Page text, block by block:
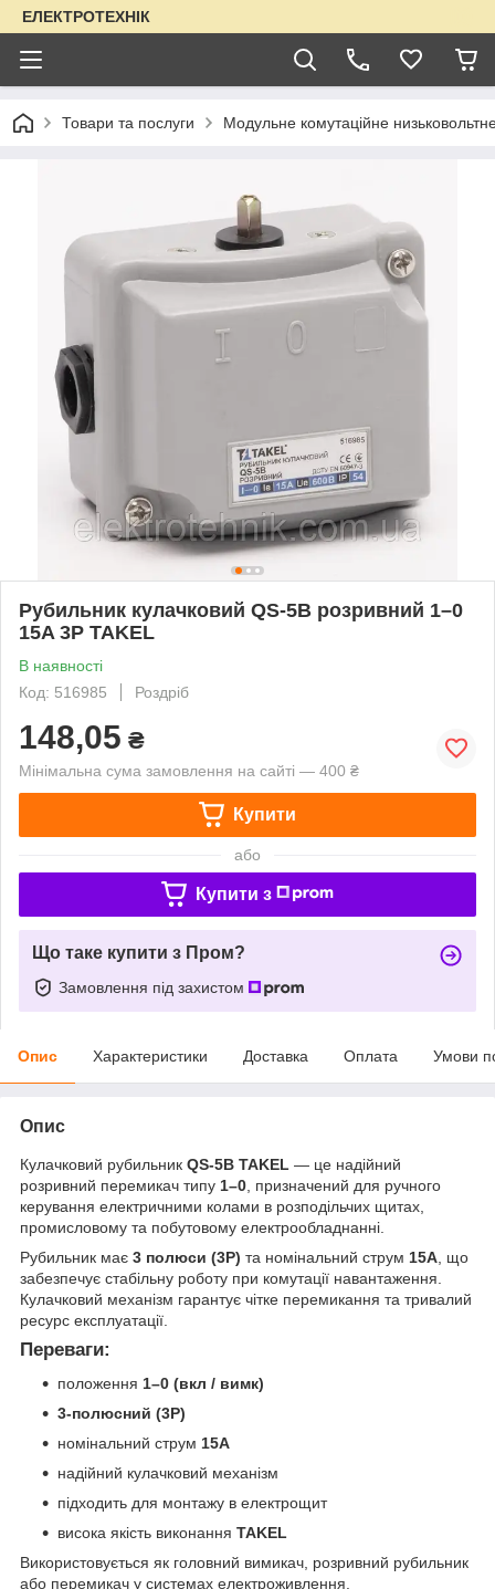
ЕЛЕКТРОТЕХНІК
Товари та послуги Модульне комутаційне
Рубильник кулачковий QS-5B розривний 1–0
15A 3P TAKEL
В наявності
Код: 516985
Роздріб
148,05 ₴
Мінімальна сума замовлення на сайті — 400 ₴
Купити
або
Купити з
Що таке купити з Пром?
Замовлення під захистом
Опис Характеристики Доставка Оплата Умови
Опис
Кулачковий рубильник QS-5B TAKEL — це надійний
розривний перемикач типу 1–0 , призначений для ручного
керування електричними колами в розподільчих щитах,
промисловому та побутовому електрообладнанні.
Рубильник має 3 полюси (3P) та номінальний струм 15A , що
забезпечує стабільну роботу при комутації навантаження.
Кулачковий механізм гарантує чітке перемикання та тривалий
ресурс експлуатації.
Переваги:
положення 1–0 (вкл / вимк)
3-полюсний (3P)
номінальний струм 15А
надійний кулачковий механізм
підходить для монтажу в електрощит
висока якість виконання TAKEL
Використовується як головний вимикач, розривний рубильник
або перемикач у системах електроживлення.